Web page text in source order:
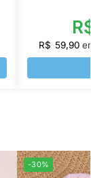
R$ 59,90
-30%